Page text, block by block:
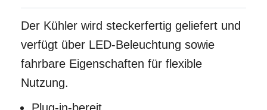
Der Kühler wird steckerfertig geliefert und
verfügt über LED-Beleuchtung sowie
fahrbare Eigenschaften für flexible
Nutzung.